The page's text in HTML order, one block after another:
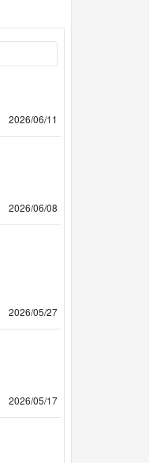
2026/06/11
2026/06/08
2026/05/27
2026/05/17